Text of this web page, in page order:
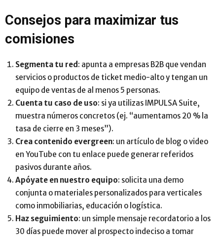
Consejos para maximizar tus
comisiones
Segmenta tu red : apunta a empresas B2B que vendan
servicios o productos de ticket medio-alto y tengan un
equipo de ventas de al menos 5 personas.
Cuenta tu caso de uso: si ya utilizas IMPULSA Suite,
muestra números concretos (ej. “aumentamos 20 % la
tasa de cierre en 3 meses”).
Crea contenido evergreen: un artículo de blog o video
en YouTube con tu enlace puede generar referidos
pasivos durante años.
Apóyate en nuestro equipo: solicita una demo
conjunta o materiales personalizados para verticales
como inmobiliarias, educación o logística.
Haz seguimiento: un simple mensaje recordatorio a los
30 días puede mover al prospecto indeciso a tomar